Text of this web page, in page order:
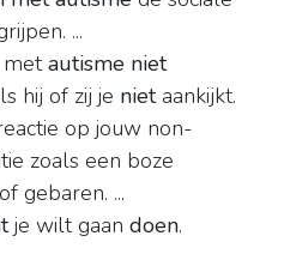
...
metautisme niet
hij of zij je nietaankijkt.
op jouw non-
zoals een boze
gebaren. ...
je wilt gaan doen.